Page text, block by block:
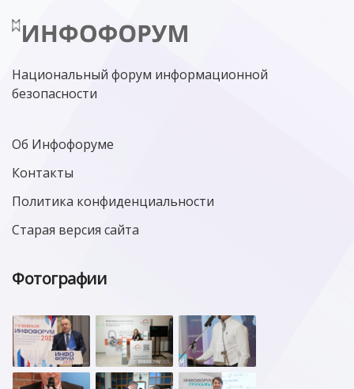
Национальный форум информационной
безопасности
Об Инфофоруме
Контакты
Политика конфиденциальности
Старая версия сайта
Фотографии